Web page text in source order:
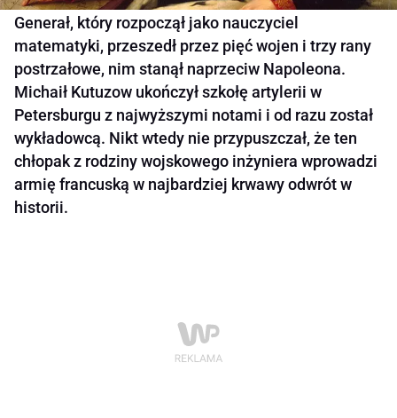
Generał, który rozpoczął jako nauczyciel
matematyki, przeszedł przez pięć wojen i trzy rany
postrzałowe, nim stanął naprzeciw Napoleona.
Michaił Kutuzow ukończył szkołę artylerii w
Petersburgu z najwyższymi notami i od razu został
wykładowcą. Nikt wtedy nie przypuszczał, że ten
chłopak z rodziny wojskowego inżyniera wprowadzi
armię francuską w najbardziej krwawy odwrót w
historii.